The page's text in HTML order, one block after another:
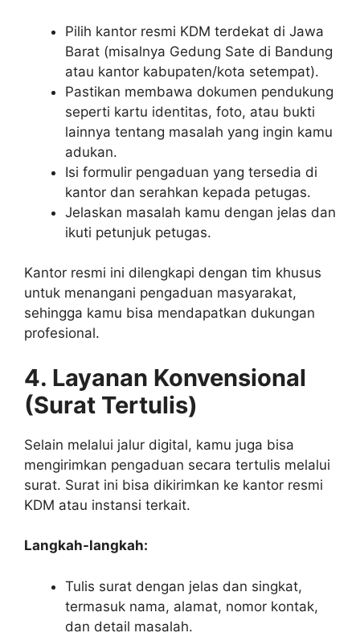
Pilih kantor resmi KDM terdekat di Jawa
Barat (misalnya Gedung Sate di Bandung
atau kantor kabupaten/kota setempat).
Pastikan membawa dokumen pendukung
seperti kartu identitas, foto, atau bukti
lainnya tentang masalah yang ingin kamu
adukan.
Isi formulir pengaduan yang tersedia di
kantor dan serahkan kepada petugas.
Jelaskan masalah kamu dengan jelas dan
ikuti petunjuk petugas.
Kantor resmi ini dilengkapi dengan tim khusus
untuk menangani pengaduan masyarakat,
sehingga kamu bisa mendapatkan dukungan
profesional.
4. Layanan Konvensional
(Surat Tertulis)
Selain melalui jalur digital, kamu juga bisa
mengirimkan pengaduan secara tertulis melalui
surat. Surat ini bisa dikirimkan ke kantor resmi
KDM atau instansi terkait.
Langkah-langkah:
Tulis surat dengan jelas dan singkat,
termasuk nama, alamat, nomor kontak,
dan detail masalah.